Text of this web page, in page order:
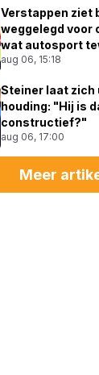
Verstappen ziet
weggelegd voor
wat autosport
aug 06, 15:18
Steiner laat zich
houding: "Hij is
constructief?"
aug 06, 17:00
Meer